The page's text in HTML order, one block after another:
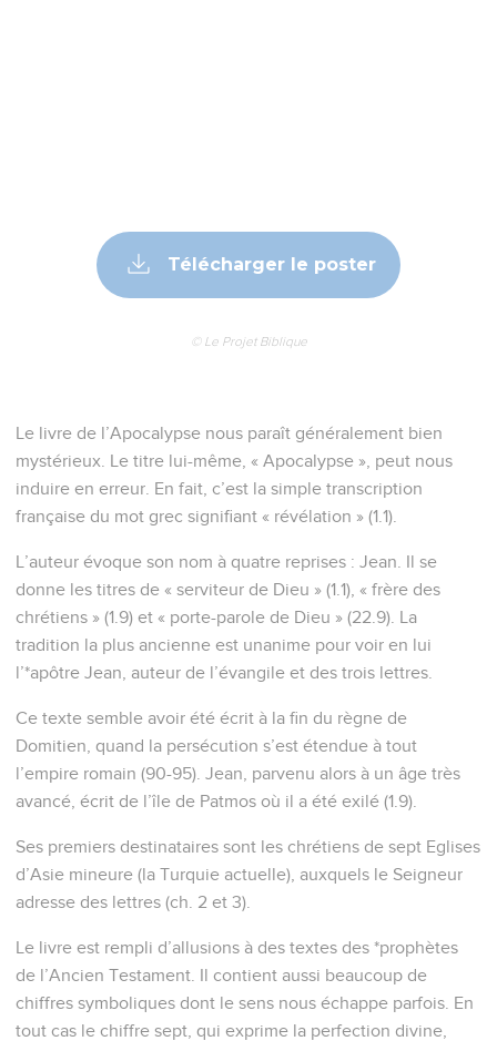
Télécharger le poster
© Le Projet Biblique
Le livre de l’Apocalypse nous paraît généralement bien
mystérieux. Le titre lui-même, « Apocalypse », peut nous
induire en erreur. En fait, c’est la simple transcription
française du mot grec signifiant « révélation » (1.1).
L’auteur évoque son nom à quatre reprises : Jean. Il se
donne les titres de « serviteur de Dieu » (1.1), « frère des
chrétiens » (1.9) et « porte-parole de Dieu » (22.9). La
tradition la plus ancienne est unanime pour voir en lui
l’*apôtre Jean, auteur de l’évangile et des trois lettres.
Ce texte semble avoir été écrit à la fin du règne de
Domitien, quand la persécution s’est étendue à tout
l’empire romain (90-95). Jean, parvenu alors à un âge très
avancé, écrit de l’île de Patmos où il a été exilé (1.9).
Ses premiers destinataires sont les chrétiens de sept Eglises
d’Asie mineure (la Turquie actuelle), auxquels le Seigneur
adresse des lettres (ch. 2 et 3).
Le livre est rempli d’allusions à des textes des *prophètes
de l’Ancien Testament. Il contient aussi beaucoup de
chiffres symboliques dont le sens nous échappe parfois. En
tout cas le chiffre sept, qui exprime la perfection divine,